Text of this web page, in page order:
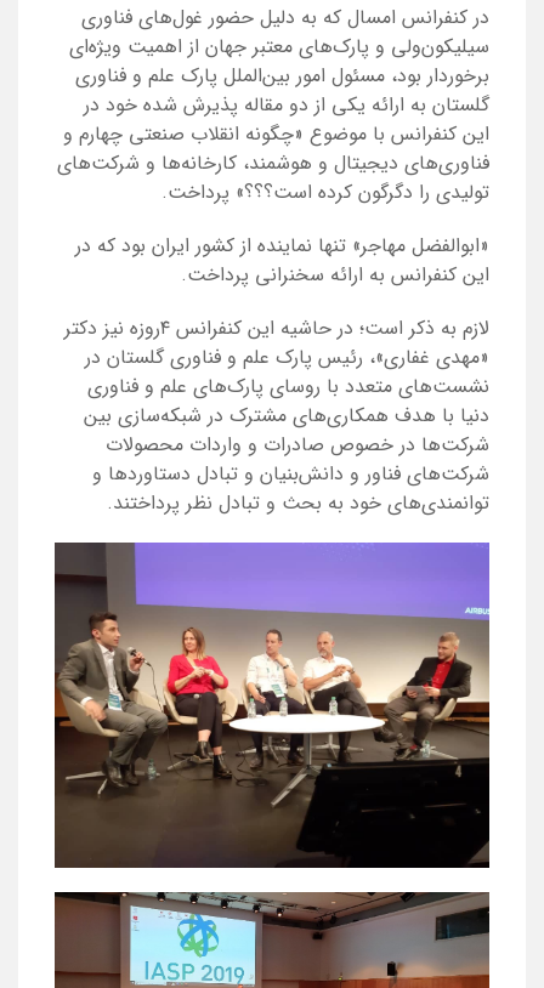
در کنفرانس امسال که به دلیل حضور غول‌های فناوری
سیلیکون‌ولی و پارک‌های معتبر جهان از اهمیت ویژه‌ای
برخوردار بود، مسئول امور بین‌الملل پارک علم و فناوری
گلستان به ارائه یکی از دو مقاله پذیرش شده خود در
این کنفرانس با موضوع «چگونه انقلاب صنعتی چهارم و
فناوری‌های دیجیتال و هوشمند، کارخانه‌ها و شرکت‌های
تولیدی را دگرگون کرده است؟؟؟» پرداخت.
«ابوالفضل مهاجر» تنها نماینده از کشور ایران بود که در
این کنفرانس به ارائه سخنرانی پرداخت.
لازم به ذکر است؛ در حاشیه این کنفرانس ۴روزه نیز دکتر
«مهدی غفاری»، رئیس پارک علم و فناوری گلستان در
نشست‌های متعدد با روسای پارک‌های علم و فناوری
دنیا با هدف همکاری‌های مشترک در شبکه‌سازی بین
شرکت‌ها در خصوص صادرات و واردات محصولات
شرکت‌های فناور و دانش‌بنیان و تبادل دستاوردها و
توانمندی‌های خود به بحث و تبادل نظر پرداختند.